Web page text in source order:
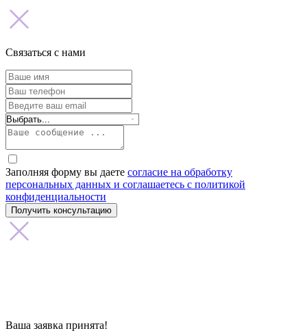
Связаться с нами
Заполняя форму вы даете согласие на обработку
персональных данных и соглашаетесь с политикой
конфиденциальности
Ваша заявка принята!